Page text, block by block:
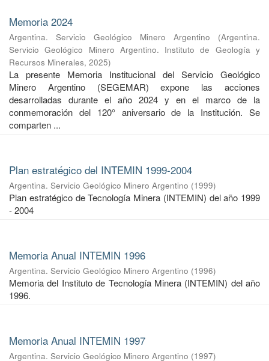
Memoria 2024
Argentina. Servicio Geológico Minero Argentino (Argentina.
Servicio Geológico Minero Argentino. Instituto de Geología y
Recursos Minerales, 2025)
La presente Memoria Institucional del Servicio Geológico
Minero Argentino (SEGEMAR) expone las acciones
desarrolladas durante el año 2024 y en el marco de la
conmemoración del 120° aniversario de la Institución. Se
comparten ...
Plan estratégico del INTEMIN 1999-2004
Argentina. Servicio Geológico Minero Argentino (1999)
Plan estratégico de Tecnología Minera (INTEMIN) del año 1999
- 2004
Memoria Anual INTEMIN 1996
Argentina. Servicio Geológico Minero Argentino (1996)
Memoria del Instituto de Tecnología Minera (INTEMIN) del año
1996.
Memoria Anual INTEMIN 1997
Argentina. Servicio Geológico Minero Argentino (1997)